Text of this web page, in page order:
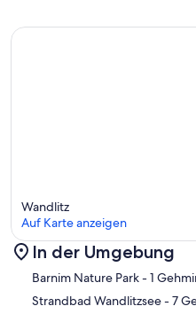
Wandlitz
Auf Karte anzeigen
In der Umgebung
Barnim Nature Park- 1
Strandbad Wandlitzsee- 7